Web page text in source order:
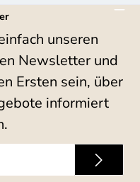
unseren
Newsletter und
Ersten sein, über
informiert